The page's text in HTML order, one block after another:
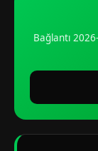
Bağlantı